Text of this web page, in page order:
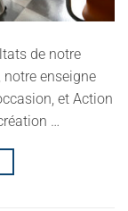
de notre
enseigne
et Action
…